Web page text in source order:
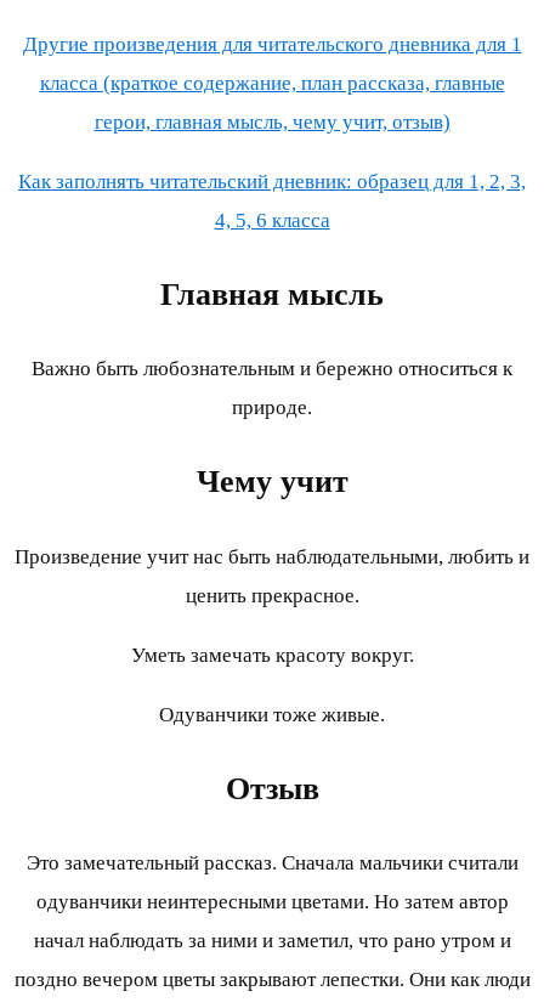
Другие произведения для читательского дневника для 1
класса (краткое содержание, план рассказа, главные
герои, главная мысль, чему учит, отзыв)
Как заполнять читательский дневник: образец для 1, 2, 3,
4, 5, 6 класса
Главная мысль
Важно быть любознательным и бережно относиться к
природе.
Чему учит
Произведение учит нас быть наблюдательными, любить и
ценить прекрасное.
Уметь замечать красоту вокруг.
Одуванчики тоже живые.
Отзыв
Это замечательный рассказ. Сначала мальчики считали
одуванчики неинтересными цветами. Но затем автор
начал наблюдать за ними и заметил, что рано утром и
поздно вечером цветы закрывают лепестки. Они как люди